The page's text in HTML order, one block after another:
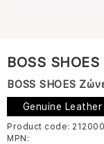
BOSS SHOES
BOSS SHOES
Genuine Leather
Product code:
MPN: